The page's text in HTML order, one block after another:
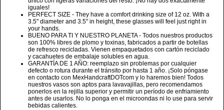
iguales!
PERFECT SIZE - They have a comfort drinking size of 12 oz. With a
3.5" diameter and 3.5" in height, these glasses will feel just right in
your hands.
BUENO PARA TI Y NUESTRO PLANETA - Todos nuestros productos
son 100% libres de plomo y toxinas, fabricados a partir de botellas
de refresco recicladas. Vienen empaquetados con cartón reciclado
y cacahuetes de embalaje solubles en agua.
GARANTÍA DE 1 AÑO: reemplazo sin problemas por cualquier
defecto o rotura durante el tránsito por hasta 1 año. ¡Solo póngase
en contacto con MexHandcraftDOTcom y lo haremos bien! Todos
nuestros vasos son aptos para lavavajillas, pero recomendamos
ponerlos en la rejilla superior y permitir un período de enfriamiento
antes de usarlos. No lo ponga en el microondas ni lo use para servir
bebidas calientes.